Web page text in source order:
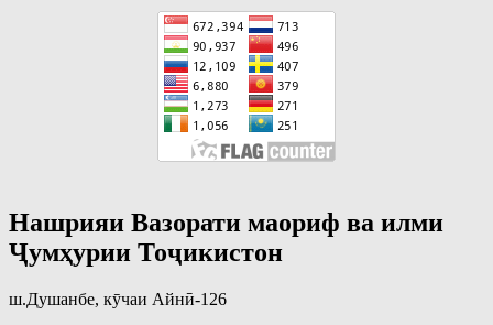
Нашрияи Вазорати маориф ва илми
Ҷумҳурии Тоҷикистон
ш.Душанбе, кӯчаи Айнӣ-126